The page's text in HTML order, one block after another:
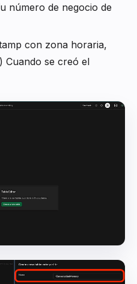
número de negocio de
con zona horaria,
Cuando se creó el